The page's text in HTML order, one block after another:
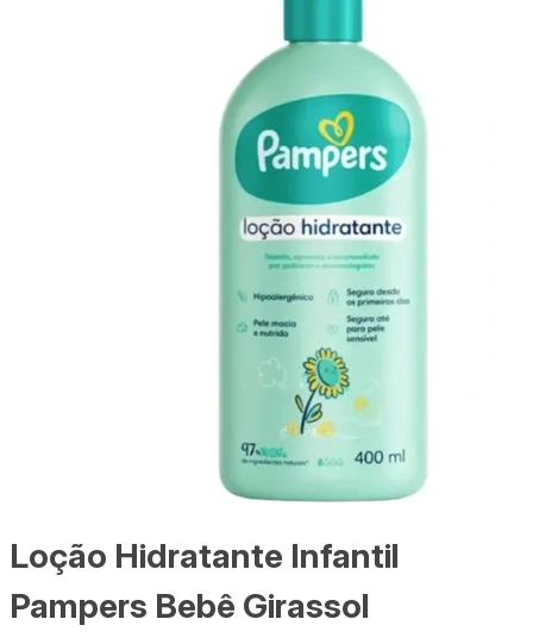
Loção Hidratante Infantil
Pampers Bebê Girassol